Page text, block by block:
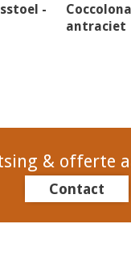
-
antraciet
& offerte
Contact